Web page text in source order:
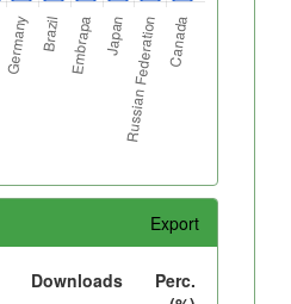
Export
Downloads
Perc.